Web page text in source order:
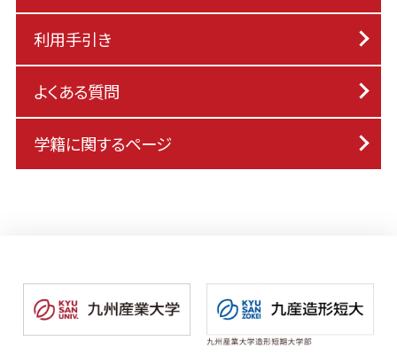
利用手引き
よくある質問
学籍に関するページ